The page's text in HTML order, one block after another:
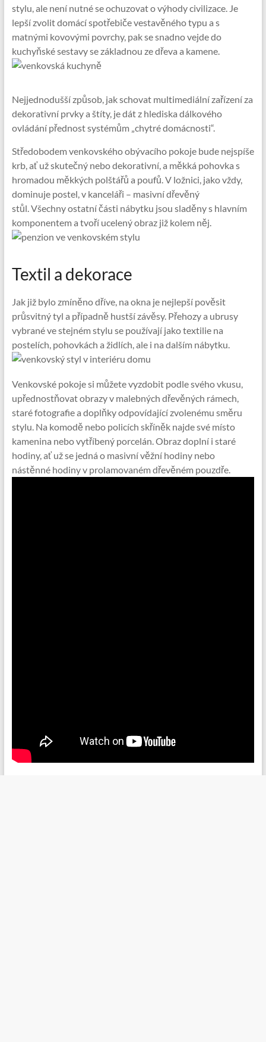
stylu, ale není nutné se ochuzovat o výhody civilizace. Je
lepší zvolit domácí spotřebiče vestavěného typu a s
matnými kovovými povrchy, pak se snadno vejde do
kuchyňské sestavy se základnou ze dřeva a kamene.
Nejjednodušší způsob, jak schovat multimediální zařízení za
dekorativní prvky a štíty, je dát z hlediska dálkového
ovládání přednost systémům „chytré domácnosti“.
Středobodem venkovského obývacího pokoje bude nejspíše
krb, ať už skutečný nebo dekorativní, a měkká pohovka s
hromadou měkkých polštářů a poufů. V ložnici, jako vždy,
dominuje postel, v kanceláři – masivní dřevěný
stůl. Všechny ostatní části nábytku jsou sladěny s hlavním
komponentem a tvoří ucelený obraz již kolem něj.
Textil a dekorace
Jak již bylo zmíněno dříve, na okna je nejlepší pověsit
průsvitný tyl a případně hustší závěsy. Přehozy a ubrusy
vybrané ve stejném stylu se používají jako textilie na
postelích, pohovkách a židlích, ale i na dalším nábytku.
Venkovské pokoje si můžete vyzdobit podle svého vkusu,
upřednostňovat obrazy v malebných dřevěných rámech,
staré fotografie a doplňky odpovídající zvolenému směru
stylu. Na komodě nebo policích skříněk najde své místo
kamenina nebo vytříbený porcelán. Obraz doplní i staré
hodiny, ať už se jedná o masivní věžní hodiny nebo
nástěnné hodiny v prolamovaném dřevěném pouzdře.